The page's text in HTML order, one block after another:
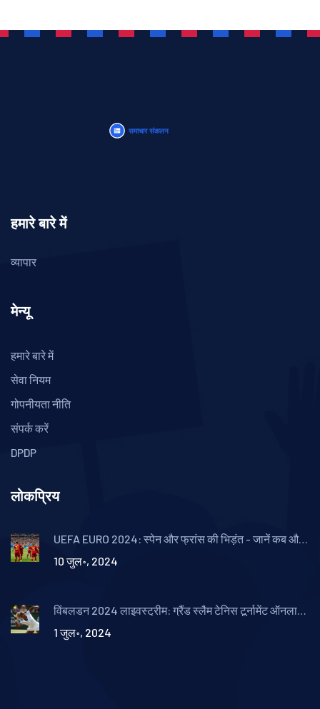
हमारे बारे में
व्यापार
मेन्यू
हमारे बारे में
सेवा नियम
गोपनीयता नीति
संपर्क करें
DPDP
लोकप्रिय
UEFA EURO 2024: स्पेन और फ्रांस की भिड़ंत - जानें कब और
10 जुल॰, 2024
विंबलडन 2024 लाइवस्ट्रीम: ग्रैंड स्लैम टेनिस टूर्नामेंट ऑनलाइन
1 जुल॰, 2024